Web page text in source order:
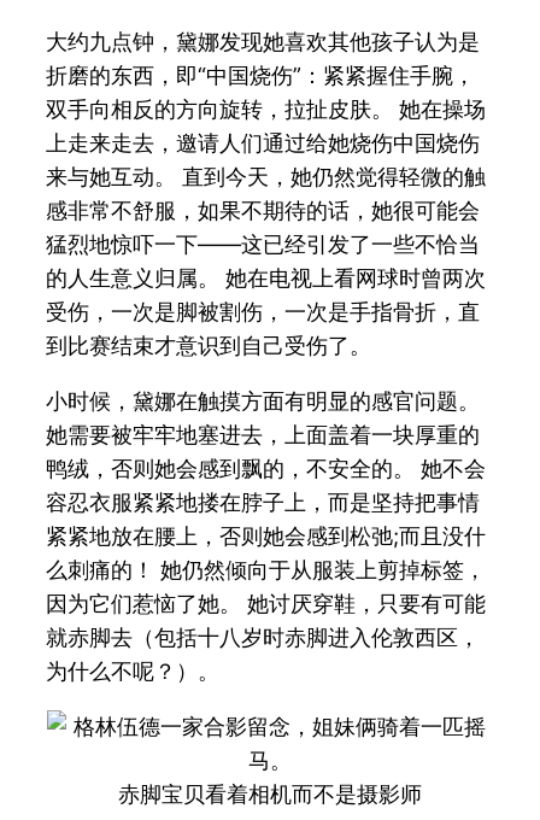
大约九点钟，黛娜发现她喜欢其他孩子认为是
折磨的东西，即“中国烧伤”：紧紧握住手腕，
双手向相反的方向旋转，拉扯皮肤。 她在操场
上走来走去，邀请人们通过给她烧伤中国烧伤
来与她互动。 直到今天，她仍然觉得轻微的触
感非常不舒服，如果不期待的话，她很可能会
猛烈地惊吓一下——这已经引发了一些不恰当
的人生意义归属。 她在电视上看网球时曾两次
受伤，一次是脚被割伤，一次是手指骨折，直
到比赛结束才意识到自己受伤了。
小时候，黛娜在触摸方面有明显的感官问题。
她需要被牢牢地塞进去，上面盖着一块厚重的
鸭绒，否则她会感到飘的，不安全的。 她不会
容忍衣服紧紧地搂在脖子上，而是坚持把事情
紧紧地放在腰上，否则她会感到松弛;而且没什
么刺痛的！ 她仍然倾向于从服装上剪掉标签，
因为它们惹恼了她。 她讨厌穿鞋，只要有可能
就赤脚去（包括十八岁时赤脚进入伦敦西区，
为什么不呢？）。
赤脚宝贝看着相机而不是摄影师